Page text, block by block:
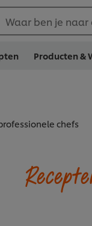
Waar ben je naar
Producten &
chefs